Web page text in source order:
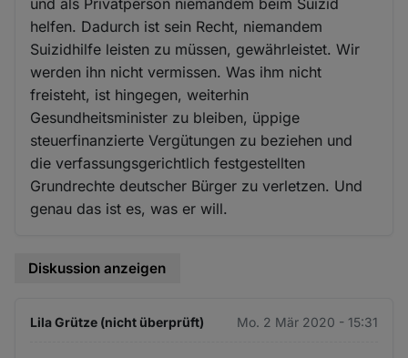
und als Privatperson niemandem beim Suizid
helfen. Dadurch ist sein Recht, niemandem
Suizidhilfe leisten zu müssen, gewährleistet. Wir
werden ihn nicht vermissen. Was ihm nicht
freisteht, ist hingegen, weiterhin
Gesundheitsminister zu bleiben, üppige
steuerfinanzierte Vergütungen zu beziehen und
die verfassungsgerichtlich festgestellten
Grundrechte deutscher Bürger zu verletzen. Und
genau das ist es, was er will.
Diskussion anzeigen
Lila Grütze (nicht überprüft) Mo. 2 Mär 2020 - 15:31